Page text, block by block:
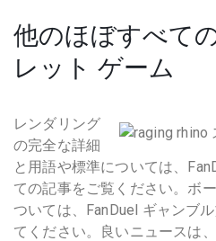
他のほぼすべて
レット ゲーム
レンダリング
の完全な詳細
と用語や標準については、
ての記事をご覧ください。ボ
ついては、FanDuel ギャンブ
てください。良いニュースは